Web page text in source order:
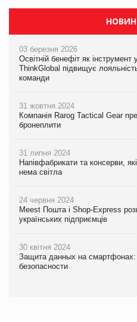
03 березня 2026
Освітній бенефіт як інструмент
ThinkGlobal підвищує
команди
31 жовтня 2024
Компанія Rarog Tactical Gear
бронеплити
31 липня 2024
Напівфабрикати та консерви,
нема світла
24 червня 2024
Meest Пошта і Shop-Express
українських підприємців
30 квітня 2024
Защита данных на
безопасности